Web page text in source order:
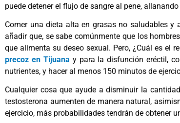
puede detener el flujo de sangre al pene,
Comer una dieta alta en grasas no saludables y
añadir que, se sabe comúnmente que los
que alimenta su deseo sexual. Pero, ¿Cuál es el
precoz en Tijuana y para la disfunción eréctil,
nutrientes, y hacer al menos 150 minutos de
Cualquier cosa que ayude a disminuir la
testosterona aumenten de manera natural,
ejercicio, más probabilidades tendrán de obtener